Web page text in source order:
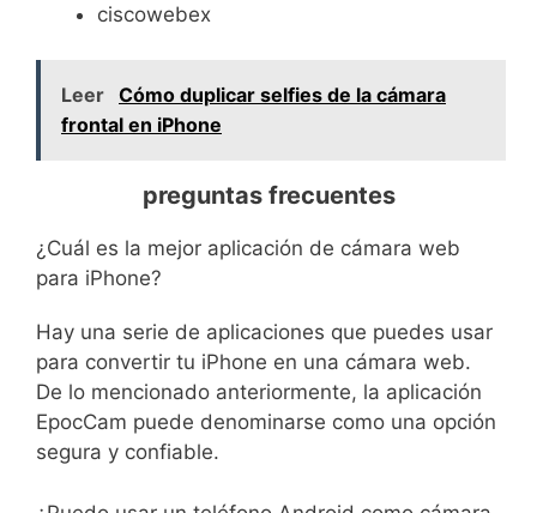
ciscowebex
Leer Cómo duplicar selfies de la cámara
frontal en iPhone
preguntas frecuentes
¿Cuál es la mejor aplicación de cámara web
para iPhone?
Hay una serie de aplicaciones que puedes usar
para convertir tu iPhone en una cámara web.
De lo mencionado anteriormente, la aplicación
EpocCam puede denominarse como una opción
segura y confiable.